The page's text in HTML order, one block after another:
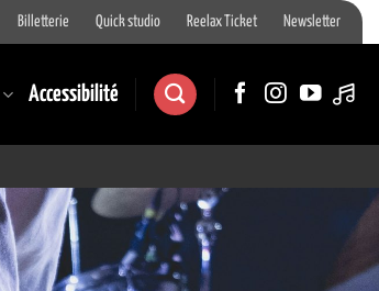
Billetterie Quick studio Reelax Ticket Newsletter
Accessibilité